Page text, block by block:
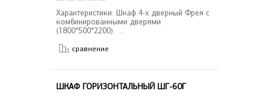
Характеристики: Шкаф 4-х дверный Фрея с
комбинированными дверями
(1800*500*2200) ..
сравнение
ШКАФ ГОРИЗОНТАЛЬНЫЙ ШГ-60Г